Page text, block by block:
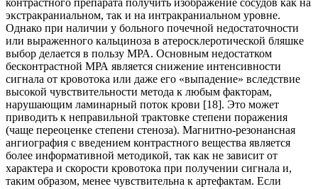
экстракраниальном, так и на интракраниальном уровне.
Однако при наличии у больного почечной недостаточности
или выраженного кальциноза в атеросклеротической бляшке
выбор делается в пользу МРА. Основным недостатком
бесконтрастной МРА является снижение интенсивности
сигнала от кровотока или даже его «выпадение» вследствие
высокой чувствительности метода к любым факторам,
нарушающим ламинарный поток крови [18]. Это может
приводить к неправильной трактовке степени поражения
(чаще переоценке степени стеноза). Магнитно-резонансная
ангиография с введением контрастного вещества является
более информативной методикой, так как не зависит от
характера и скорости кровотока при получении сигнала и,
таким образом, менее чувствительна к артефактам. Если